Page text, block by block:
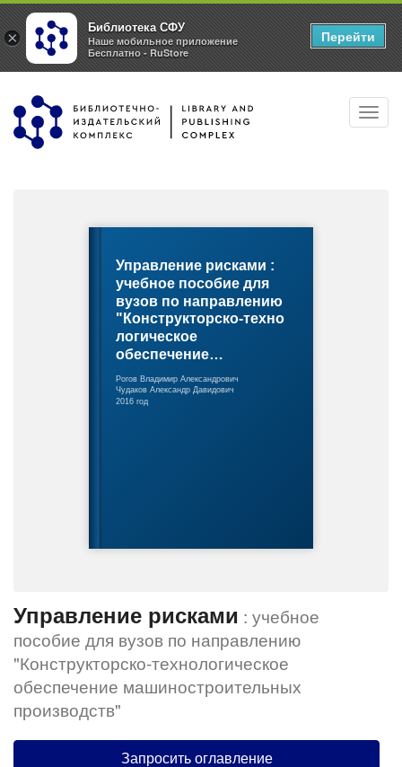
Перейти
основному
Управление рисками :
учебное пособие для
вузов по направлению
"Конструкторско-техно
логическое
обеспечение…
Рогов Владимир Александрович
Чудаков Александр Давидович
2016 год
Управление рисками : учебное
пособие для вузов по направлению
"Конструкторско-технологическое
обеспечение машиностроительных
производств"
Запросить оглавление
×
Библиотека СФУ
Наше мобильное приложение
Бесплатно - RuStore
Перейти